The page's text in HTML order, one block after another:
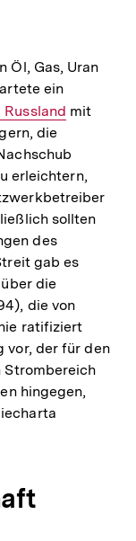
Öl, Gas, Uran
ein
mit
die
erleichtern,
sollten
des
gab es
die
die von
ratifiziert
vor, der für den
Strombereich
hingegen,